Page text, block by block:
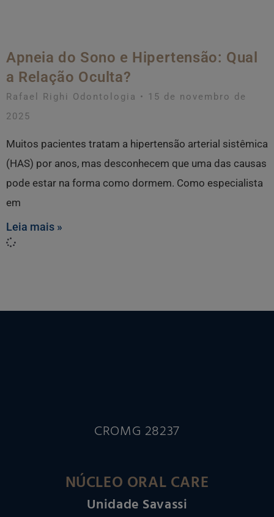
Apneia do Sono e Hipertensão: Qual
a Relação Oculta?
Rafael Righi Odontologia
15 de novembro de
2025
Muitos pacientes tratam a hipertensão arterial sistêmica
(HAS) por anos, mas desconhecem que uma das causas
pode estar na forma como dormem. Como especialista
em
Leia mais »
CROMG 28237
NÚCLEO ORAL CARE
Unidade Savassi